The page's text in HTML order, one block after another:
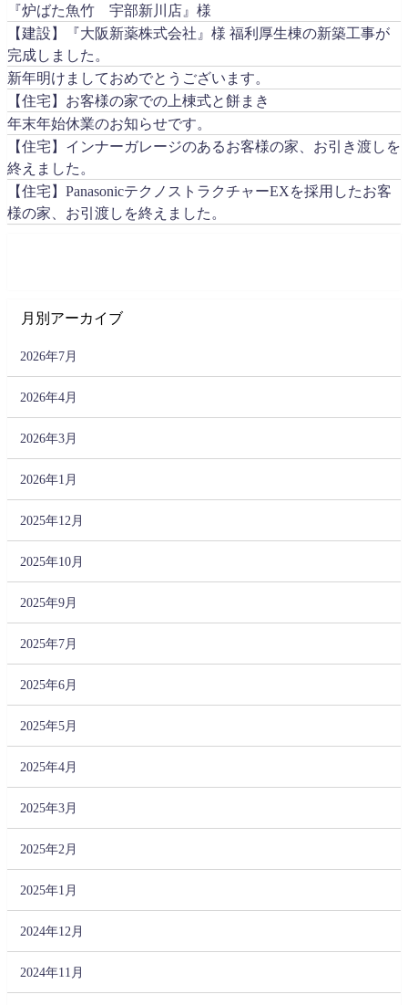
『炉ばた魚竹 宇部新川店』様
【建設】『大阪新薬株式会社』様 福利厚生棟の新築工事が
完成しました。
新年明けましておめでとうございます。
【住宅】お客様の家での上棟式と餅まき
年末年始休業のお知らせです。
【住宅】インナーガレージのあるお客様の家、お引き渡しを
終えました。
【住宅】PanasonicテクノストラクチャーEXを採用したお客
様の家、お引渡しを終えました。
月別アーカイブ
2026年7月
2026年4月
2026年3月
2026年1月
2025年12月
2025年10月
2025年9月
2025年7月
2025年6月
2025年5月
2025年4月
2025年3月
2025年2月
2025年1月
2024年12月
2024年11月